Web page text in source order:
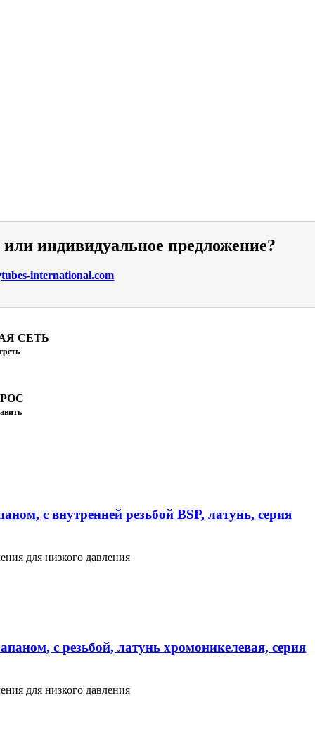
индивидуальное предложение?
international.com
СЕТЬ
с внутренней резьбой BSP, латунь, серия
для низкого давления
с резьбой, латунь хромоникелевая, серия
для низкого давления